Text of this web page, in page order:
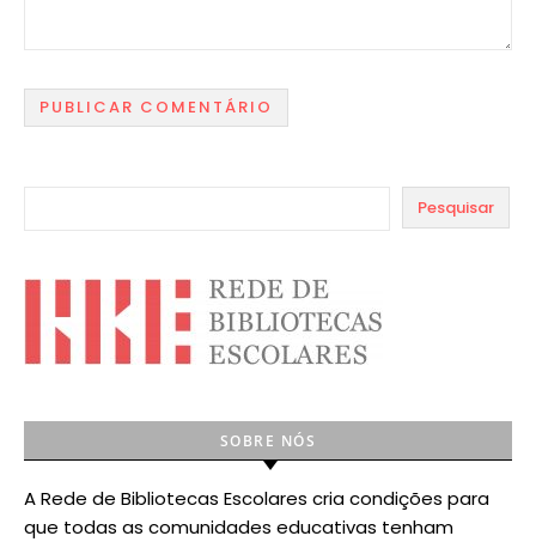
Pesquisar
SOBRE NÓS
A Rede de Bibliotecas Escolares cria condições para
que todas as comunidades educativas tenham